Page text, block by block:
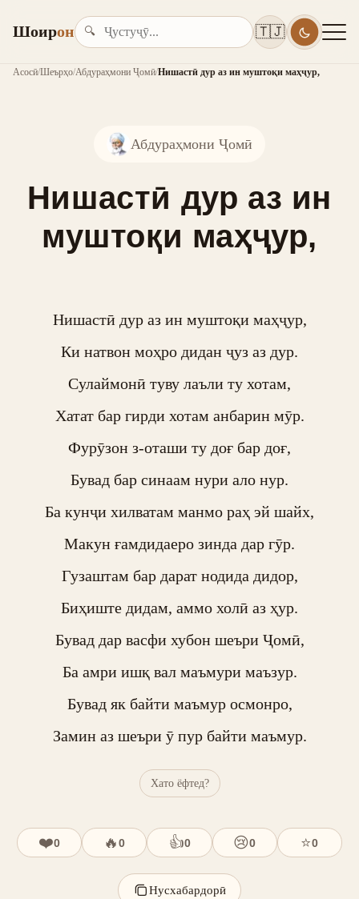
Шоирон 🔍 🇹🇯
Асосӣ/Шеърҳо/Абдураҳмони Ҷомӣ/Нишастӣ дур аз ин муштоқи маҳҷур,
Абдураҳмони Ҷомӣ
Нишастӣ дур аз ин
муштоқи маҳҷур,
Нишастӣ дур аз ин муштоқи маҳҷур,
Ки натвон моҳро дидан ҷуз аз дур.
Сулаймонӣ туву лаъли ту хотам,
Хатат бар гирди хотам анбарин мӯр.
Фурӯзон з-оташи ту доғ бар доғ,
Бувад бар синаам нури ало нур.
Ба кунҷи хилватам манмо раҳ эй шайх,
Макун ғамдидаеро зинда дар гӯр.
Гузаштам бар дарат нодида дидор,
Биҳиште дидам, аммо холӣ аз ҳур.
Бувад дар васфи хубон шеъри Ҷомӣ,
Ба амри ишқ вал маъмури маъзур.
Бувад як байти маъмур осмонро,
Замин аз шеъри ӯ пур байти маъмур.
Хато ёфтед?
❤️0 🔥0 👍0 😢0 ⭐0
Нусхабардорӣ